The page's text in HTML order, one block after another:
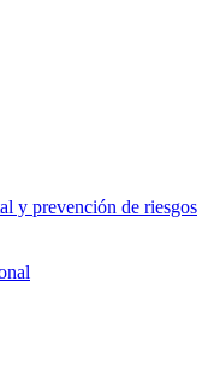
y prevención de riesgos